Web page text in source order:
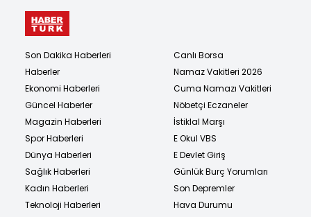
Son Dakika Haberleri
Haberler
Ekonomi Haberleri
Güncel Haberler
Magazin Haberleri
Spor Haberleri
Dünya Haberleri
Sağlık Haberleri
Kadın Haberleri
Teknoloji Haberleri
Canlı Borsa
Namaz Vakitleri 2026
Cuma Namazı Vakitleri
Nöbetçi Eczaneler
İstiklal Marşı
E Okul VBS
E Devlet Giriş
Günlük Burç Yorumları
Son Depremler
Hava Durumu